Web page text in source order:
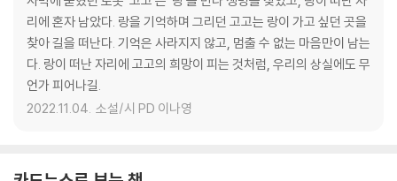
리에 혼자 남았다. 랑을 기억하며 그리던 고고는 랑이 가고 싶던 곳을
찾아 길을 떠난다. 기억은 사라지지 않고, 멈출 수 없는 마음만이 남는
다. 랑이 떠난 자리에 고고의 희망이 피는 것처럼, 우리의 상실에도 무
언가 피어나길.
2022.11.04. 소설/시 PD 이나영